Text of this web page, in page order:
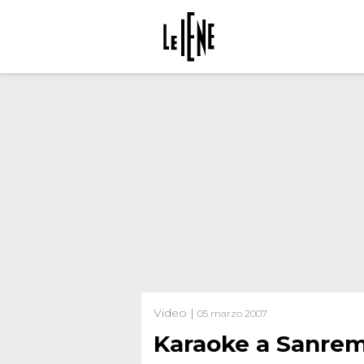
Video | 05 marzo 2007
Karaoke a